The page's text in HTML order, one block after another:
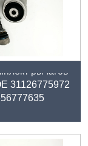
рычагов
31126775972